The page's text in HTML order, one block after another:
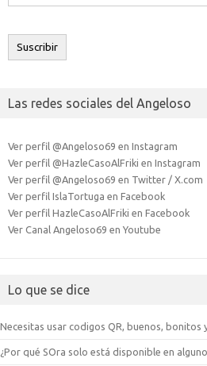
electrónico
Suscribir
Las redes sociales del Angeloso
Ver perfil @Angeloso69 en Instagram
Ver perfil @HazleCasoAlFriki en Instagram
Ver perfil @Angeloso69 en Twitter / X.com
Ver perfil IslaTortuga en Facebook
Ver perfil HazleCasoAlFriki en Facebook
Ver Canal Angeloso69 en Youtube
Lo que se dice
Necesitas usar codigos QR, buenos, bonitos
¿Por qué SOra solo está disponible en